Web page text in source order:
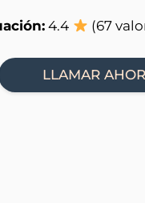
4.4 (67
LLAMAR